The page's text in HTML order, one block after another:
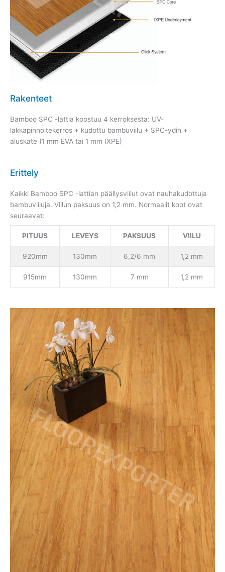
Rakenteet
Bamboo SPC -lattia koostuu 4 kerroksesta: UV-
lakkapinnoitekerros + kudottu bambuviilu + SPC-ydin +
aluskate (1 mm EVA tai 1 mm IXPE)
Erittely
Kaikki Bamboo SPC -lattian päällysviilut ovat nauhakudottuja
bambuviiluja. Viilun paksuus on 1,2 mm. Normaalit koot ovat
seuraavat:
PITUUS LEVEYS PAKSUUS VIILU
920mm 130mm 6,2/6 mm 1,2 mm
915mm 130mm 7 mm 1,2 mm